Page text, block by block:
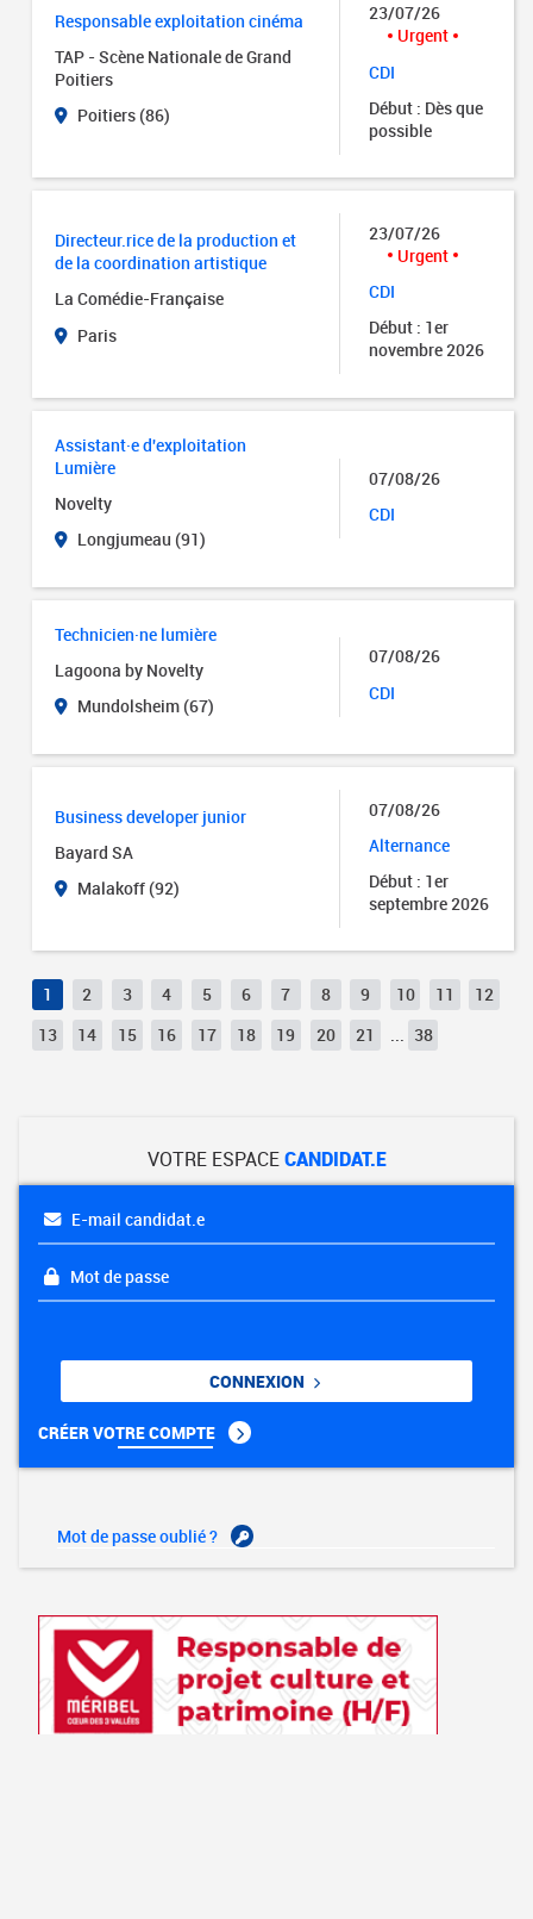
Responsable exploitation cinéma
TAP - Scène Nationale de Grand
Poitiers
Poitiers (86)
23/07/26
Urgent
CDI
Début : Dès que
possible
Directeur.rice de la production et
de la coordination artistique
La Comédie-Française
Paris
23/07/26
Urgent
CDI
Début : 1er
novembre 2026
Assistant·e d'exploitation
Lumière
Novelty
Longjumeau (91)
07/08/26
CDI
Technicien·ne lumière
Lagoona by Novelty
Mundolsheim (67)
07/08/26
CDI
Business developer junior
Bayard SA
Malakoff (92)
07/08/26
Alternance
Début : 1er
septembre 2026
1 2 3 4 5 6 7 8 9 10 11
12
13
14 15 16 17 18 19 20 21 38
VOTRE ESPACECANDIDAT.E
E-mail candidat.e
Mot de passe
CONNEXION
CRÉER VOTRE COMPTE
Mot de passe oublié ?